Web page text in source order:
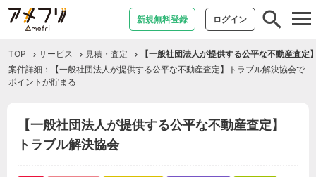
新規無料登録 ログイン
TOP サービス 見積・査定
【一般社団法人が提供する公平な不動産査定
案件詳細：【一般社団法人が提供する公平な不動産査定】トラブル解決協会で
ポイントが貯まる
【一般社団法人が提供する公平な不動産査定】
トラブル解決協会